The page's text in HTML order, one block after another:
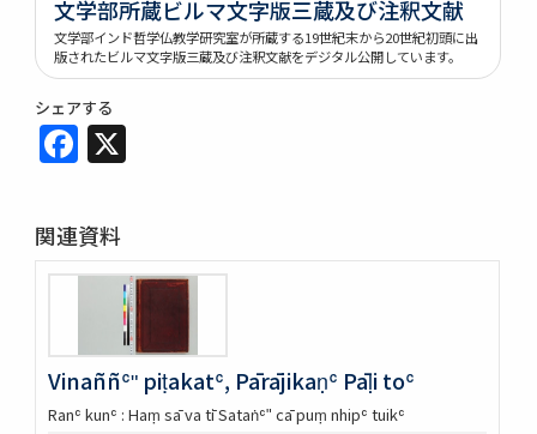
文学部所蔵ビルマ文字版三蔵及び注釈文献
文学部インド哲学仏教学研究室が所蔵する19世紀末から20世紀初頭に出
版されたビルマ文字版三蔵及び注釈文献をデジタル公開しています。
シェアする
Facebook
関連資料
Vinaññʿʺ piṭakatʿ, Pārājikaṇʿ Pāḷi toʿ
Ranʿ kunʿ : Haṃ sā va tī Sataṅʿʺ cā puṃ nhipʿ tuikʿ